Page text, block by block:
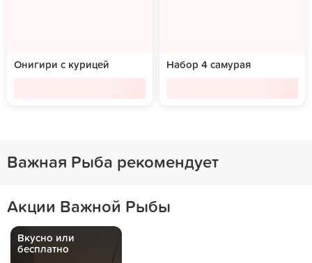
Онигири с курицей Набор 4 самурая
Важная Рыба рекомендует
Акции Важной Рыбы
Вкусно или
бесплатно